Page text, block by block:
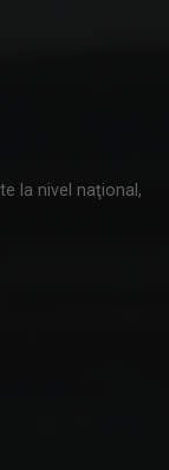
la nivel naţional,